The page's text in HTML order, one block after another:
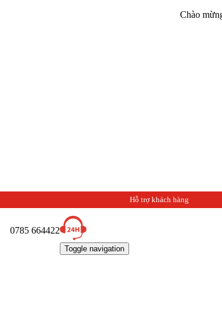
Chào mừng bạn
Hỗ trợ khách hàng
0785 664422
Toggle navigation